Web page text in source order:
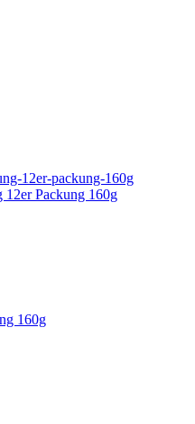
12er Packung 160g
160g